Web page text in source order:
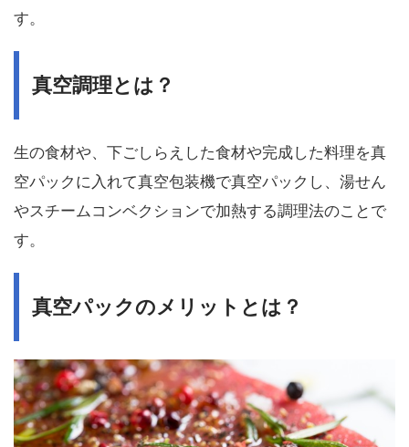
す。
真空調理とは？
生の食材や、下ごしらえした食材や完成した料理を真
空パックに入れて真空包装機で真空パックし、湯せん
やスチームコンベクションで加熱する調理法のことで
す。
真空パックのメリットとは？